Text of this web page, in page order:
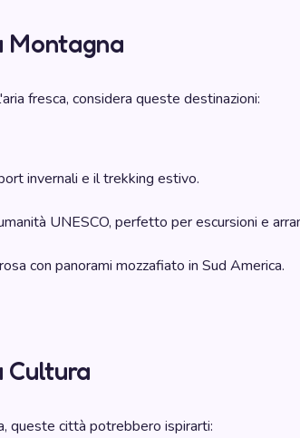
Montagna
fresca, considera queste destinazioni:
invernali e il trekking estivo.
UNESCO, perfetto per escursioni e
con panorami mozzafiato in Sud America.
Cultura
queste città potrebbero ispirarti: